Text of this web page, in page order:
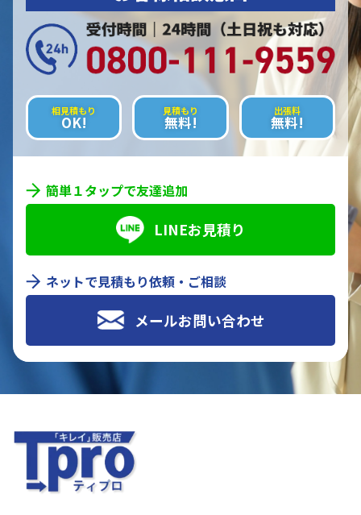
相見積もり
OK!
見積もり
無料!
出張料
無料!
簡単１タップで友達追加
LINEお見積り
ネットで見積もり依頼・ご相談
メールお問い合わせ